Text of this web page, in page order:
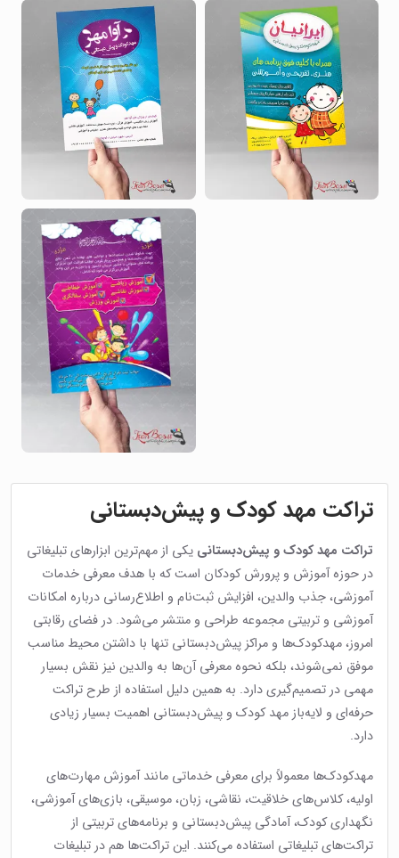
تراکت مهد کودک و پیش‌دبستانی
تراکت مهد کودک و پیش‌دبستانی یکی از مهم‌ترین ابزارهای تبلیغاتی
در حوزه آموزش و پرورش کودکان است که با هدف معرفی خدمات
آموزشی، جذب والدین، افزایش ثبت‌نام و اطلاع‌رسانی درباره امکانات
آموزشی و تربیتی مجموعه طراحی و منتشر می‌شود. در فضای رقابتی
امروز، مهدکودک‌ها و مراکز پیش‌دبستانی تنها با داشتن محیط مناسب
موفق نمی‌شوند، بلکه نحوه معرفی آن‌ها به والدین نیز نقش بسیار
مهمی در تصمیم‌گیری دارد. به همین دلیل استفاده از طرح تراکت
حرفه‌ای و لایه‌باز مهد کودک و پیش‌دبستانی اهمیت بسیار زیادی
دارد.
مهدکودک‌ها معمولاً برای معرفی خدماتی مانند آموزش مهارت‌های
اولیه، کلاس‌های خلاقیت، نقاشی، زبان، موسیقی، بازی‌های آموزشی،
نگهداری کودک، آمادگی پیش‌دبستانی و برنامه‌های تربیتی از
تراکت‌های تبلیغاتی استفاده می‌کنند. این تراکت‌ها هم در تبلیغات